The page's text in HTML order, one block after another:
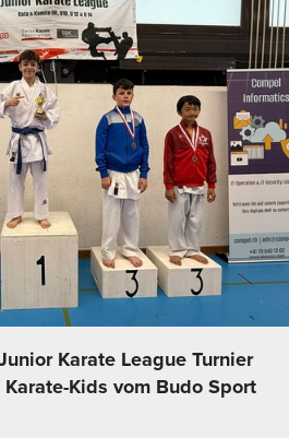
Karate League Turnier
Kids vom Budo Sport